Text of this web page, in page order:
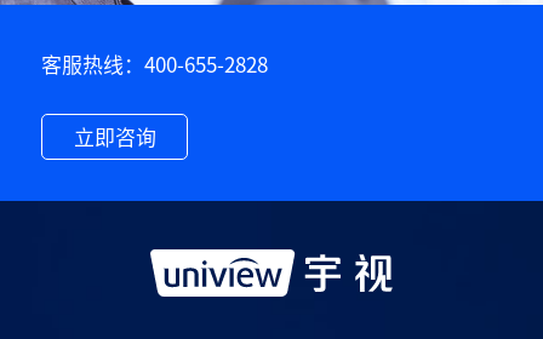
客服热线：400-655-2828
立即咨询